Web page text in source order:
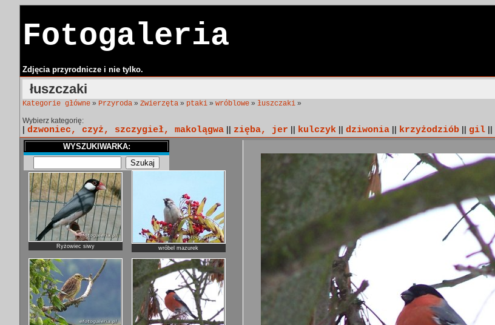
Fotogaleria
Zdjęcia przyrodnicze i nie tylko.
łuszczaki
Kategorie główne » Przyroda » Zwierzęta » ptaki » wróblowe » łuszczaki »
Wybierz kategorię:
dzwoniec, czyż, szczygieł, makolągwa zięba, jer kulczyk dziwonia krzyżodziób gil
WYSZUKIWARKA:
Ryżowiec siwy wróbel mazurek